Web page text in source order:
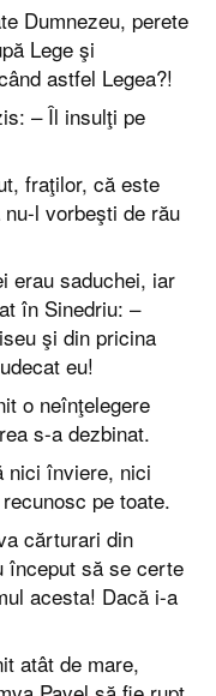
Dumnezeu, perete
Lege şi
astfel Legea?!
– Îl insulţi pe
fraţilor, că este
l vorbeşti de rău
erau saduchei, iar
în Sinedriu: –
şi din pricina
eu!
o neînţelegere
s-a dezbinat.
nici înviere, nici
pe toate.
cărturari din
început să se certe
acesta! Dacă i-a
atât de mare,